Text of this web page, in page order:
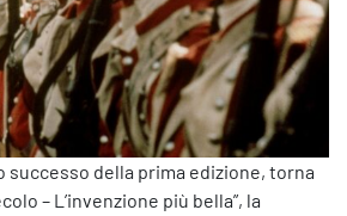
successo della prima edizione, torna
– L’invenzione più bella”, la